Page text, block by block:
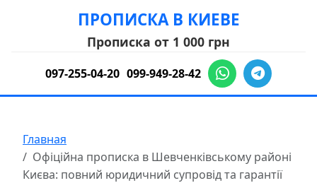
ПРОПИСКА В КИЕВЕ
Прописка от 1 000 грн
097-255-04-20 099-949-28-42
Главная
Офіційна прописка в Шевченківському районі
Києва: повний юридичний супровід та гарантії